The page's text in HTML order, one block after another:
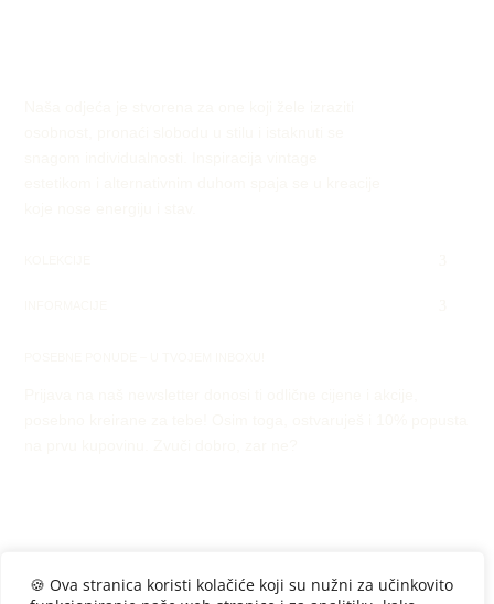
🍪 Ova stranica koristi kolačiće koji su nužni za učinkovito